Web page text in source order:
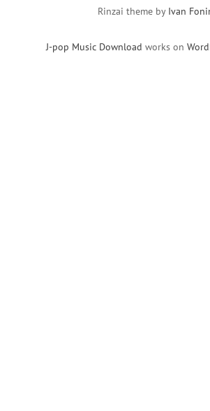
J-pop Music Download works on
Rinzai theme by Ivan